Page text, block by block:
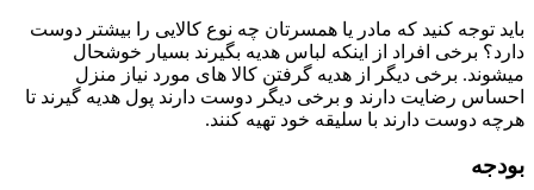
باید توجه کنید که مادر یا همسرتان چه نوع کالایی را بیشتر دوست
دارد؟ برخی افراد از اینکه لباس هدیه بگیرند بسیار خوشحال
میشوند. برخی دیگر از هدیه گرفتن کالا های مورد نیاز منزل
احساس رضایت دارند و برخی دیگر دوست دارند پول هدیه گیرند تا
هرچه دوست دارند با سلیقه خود تهیه کنند.
بودجه